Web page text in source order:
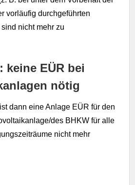
vorläufig durchgeführten
nicht mehr zu
keine EÜR bei
nötig
dann eine Anlage EÜR für den
des BHKW für alle
nicht mehr